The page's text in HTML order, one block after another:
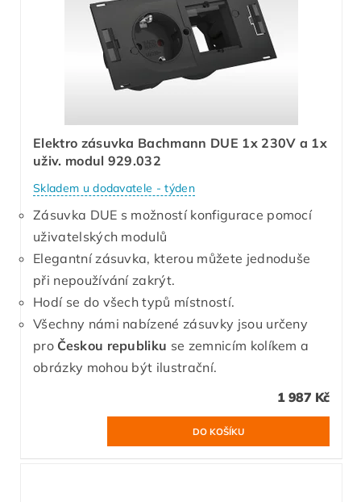
Elektro zásuvka Bachmann DUE 1x 230V a 1x
uživ. modul 929.032
Skladem u dodavatele - týden
Zásuvka DUE s možností konfigurace pomocí
uživatelských modulů
Elegantní zásuvka, kterou můžete jednoduše
při nepoužívání zakrýt.
Hodí se do všech typů místností.
Všechny námi nabízené zásuvky jsou určeny
pro Českou republiku se zemnicím kolíkem a
obrázky mohou být ilustrační.
1 987 Kč